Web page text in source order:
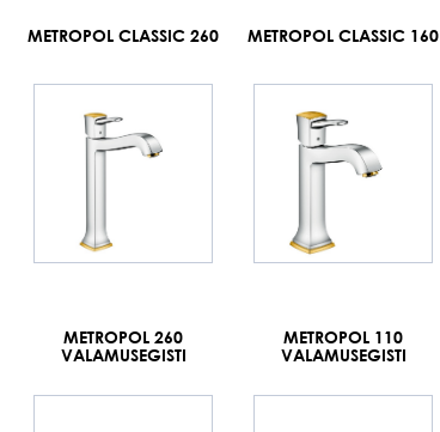
METROPOL CLASSIC 260 METROPOL CLASSIC 160
METROPOL 260
VALAMUSEGISTI
METROPOL 110
VALAMUSEGISTI